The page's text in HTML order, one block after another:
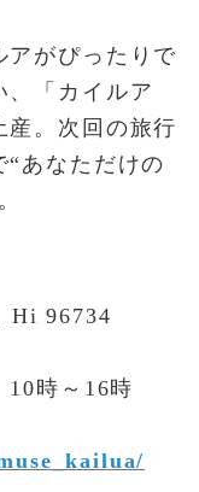
アがぴったりで
、「カイルア
産。次回の旅行
“あなただけの
Hi 96734
時～16時